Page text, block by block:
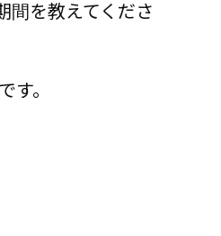
間を教えてくださ
す。